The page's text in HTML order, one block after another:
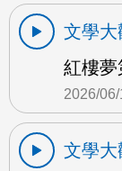
文學大
紅樓夢
2026/06/
文學大